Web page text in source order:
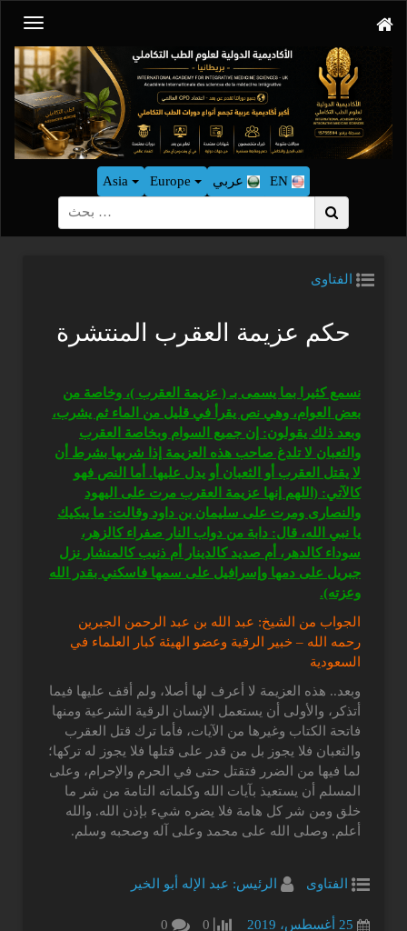
Asia Europe EN
الفتاوى
حكم عزيمة العقرب المنتشرة
نسمع كثيرا بما يسمى بـ ( عزيمة العقرب )، وخاصة من
بعض العوام، وهي نص يقرأ في قليل من الماء ثم يشرب،
وبعد ذلك يقولون: إن جميع السوام وبخاصة العقرب
والثعبان لا تلدغ صاحب هذه العزيمة إذا شربها بشرط أن
لا يقتل العقرب أو الثعبان أو يدل عليها. أما النص فهو
كالآتي: (اللهم إنها عزيمة العقرب مرت على اليهود
والنصارى ومرت على سليمان بن داود وقالت: ما يبكيك
يا نبي الله، قال: دابة من دواب النار صفراء كالزهر،
سوداء كالدهر، أم صديد كالدينار أم ذنيب كالمنشار نزل
جبريل على دمها وإسرافيل على سمها فاسكني بقدر الله
وعزته).
الجواب من الشيخ: عبد الله بن عبد الرحمن الجبرين
رحمه الله – خبير الرقية وعضو الهيئة كبار العلماء في
السعودية
وبعد.. هذه العزيمة لا أعرف لها أصلا، ولم أقف عليها فيما
أتذكر، والأولى أن يستعمل الإنسان الرقية الشرعية ومنها
فاتحة الكتاب وغيرها من الآيات، فأما ترك قتل العقرب
والثعبان فلا يجوز بل من قدر على قتلها فلا يجوز له تركها؛
لما فيها من الضرر فتقتل حتى في الحرم والإحرام، وعلى
المسلم أن يستعيذ بآيات الله وكلماته التامة من شر ما
خلق ومن شر كل هامة فلا يضره شيء بإذن الله. والله
أعلم. وصلى الله على محمد وعلى آله وصحبه وسلم.
الفتاوى الرئيس: عبد الإله أبو الخير
25 أغسطس، 2019 0
0